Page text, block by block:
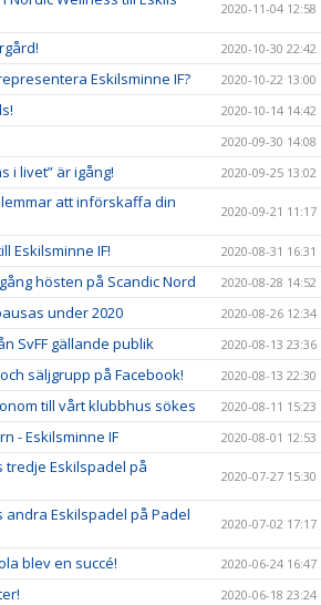
2020-11-04 12:58
2020-10-30 22:42
Eskilsminne IF? 2020-10-22 13:00
2020-10-14 14:42
2020-09-30 14:08
i livet” är igång! 2020-09-25 13:02
att införskaffa din
2020-09-21 11:17
Eskilsminne IF! 2020-08-31 16:31
hösten på Scandic Nord 2020-08-28 14:52
under 2020 2020-08-26 12:34
SvFF gällande publik 2020-08-13 23:36
säljgrupp på Facebook! 2020-08-13 22:30
till vårt klubbhus sökes 2020-08-11 15:23
- Eskilsminne IF 2020-08-01 12:53
tredje Eskilspadel på
2020-07-27 15:30
Eskilspadel på Padel
2020-07-02 17:17
blev en succé! 2020-06-24 16:47
2020-06-18 23:24